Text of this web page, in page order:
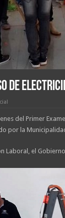
DE
del Primer
por la
Laboral, el